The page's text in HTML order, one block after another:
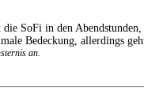
SoFi in den
Bedeckung, allerdings
an.